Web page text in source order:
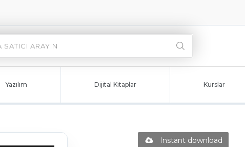
Yazılım Dijital Kitaplar Kurslar
Instant download